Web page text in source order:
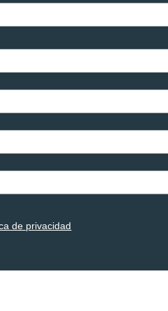
de privacidad